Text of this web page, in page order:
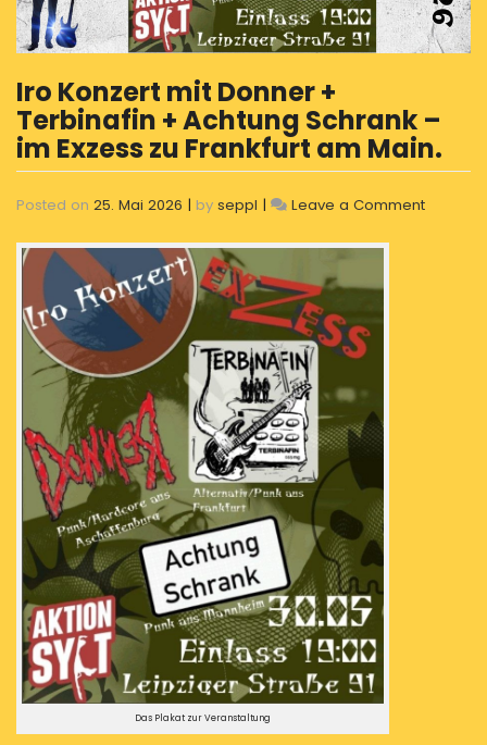
Iro Konzert mit Donner +
Terbinafin + Achtung Schrank –
im Exzess zu Frankfurt am Main.
Posted on 25. Mai 2026 | by seppl | Leave a Commenton
Das Plakat zur Veranstaltung